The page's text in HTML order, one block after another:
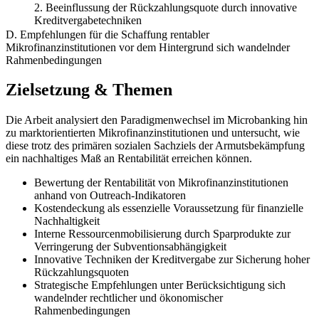
2. Beeinflussung der Rückzahlungsquote durch innovative
Kreditvergabetechniken
D. Empfehlungen für die Schaffung rentabler
Mikrofinanzinstitutionen vor dem Hintergrund sich wandelnder
Rahmenbedingungen
Zielsetzung & Themen
Die Arbeit analysiert den Paradigmenwechsel im Microbanking hin
zu marktorientierten Mikrofinanzinstitutionen und untersucht, wie
diese trotz des primären sozialen Sachziels der Armutsbekämpfung
ein nachhaltiges Maß an Rentabilität erreichen können.
Bewertung der Rentabilität von Mikrofinanzinstitutionen
anhand von Outreach-Indikatoren
Kostendeckung als essenzielle Voraussetzung für finanzielle
Nachhaltigkeit
Interne Ressourcenmobilisierung durch Sparprodukte zur
Verringerung der Subventionsabhängigkeit
Innovative Techniken der Kreditvergabe zur Sicherung hoher
Rückzahlungsquoten
Strategische Empfehlungen unter Berücksichtigung sich
wandelnder rechtlicher und ökonomischer
Rahmenbedingungen